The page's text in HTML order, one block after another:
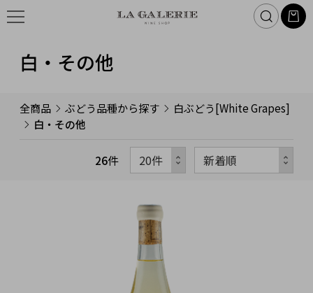
白・その他
全商品 ぶどう品種から探す
白ぶどう[White Grapes]
白・その他
26件